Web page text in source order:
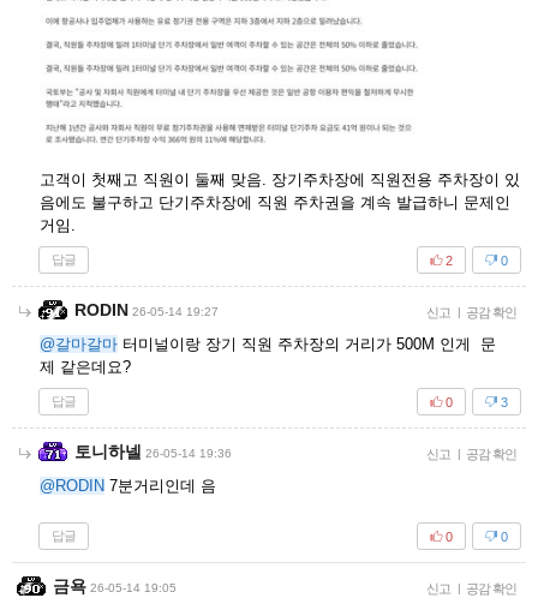
고객이 첫째고 직원이 둘째 맞음. 장기주차장에 직원전용 주차장이 있
음에도 불구하고 단기주차장에 직원 주차권을 계속 발급하니 문제인
거임.
답글 0
2
RODIN 26-05-14 19:27 신고 | 공감 확인
@갈마갈마 터미널이랑 장기 직원 주차장의 거리가 500M 인게 문
제 같은데요?
답글 3
0
토니하넬 26-05-14 19:36 신고 | 공감 확인
@RODIN 7분거리인데 음
답글 0
0
금욕 26-05-14 19:05 신고 | 공감 확인